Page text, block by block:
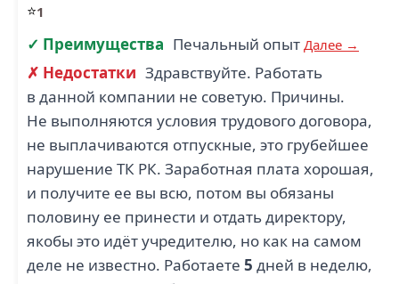
⭐1
✓ Преимущества Печальный опыт Далее →
✗ Недостатки Здравствуйте. Работать
в данной компании не советую. Причины.
Не выполняются условия трудового договора,
не выплачиваются отпускные, это грубейшее
нарушение ТК РК. Заработная плата хорошая,
и получите ее вы всю, потом вы обязаны
половину ее принести и отдать директору,
якобы это идёт учредителю, но как на самом
деле не известно. Работаете 5 дней в неделю,